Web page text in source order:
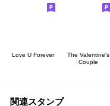
Love U Forever
The Valentine's
Couple
関連スタンプ